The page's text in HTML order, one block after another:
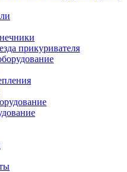
прикуривателя